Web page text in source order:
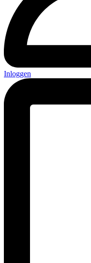
Inloggen